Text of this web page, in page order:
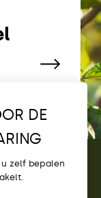
DE
zelf bepalen